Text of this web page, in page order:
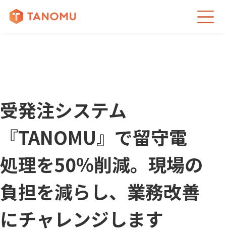
受発注システム
『TANOMU』で留守電
処理を50％削減。現場の
負担を減らし、業務改善
にチャレンジします